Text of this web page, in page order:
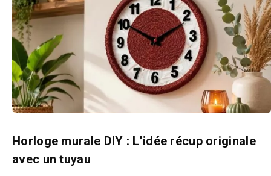
Horloge murale DIY : L’idée récup originale
avec un tuyau